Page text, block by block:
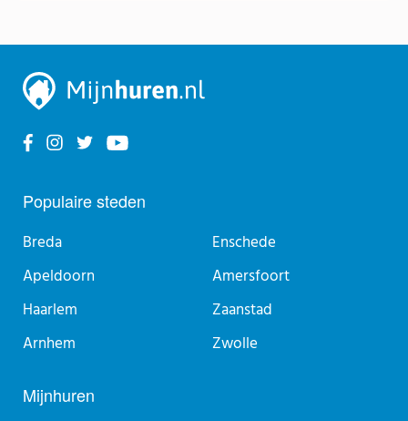
Populaire steden
Breda
Apeldoorn
Haarlem
Arnhem
Enschede
Amersfoort
Zaanstad
Zwolle
Mijnhuren